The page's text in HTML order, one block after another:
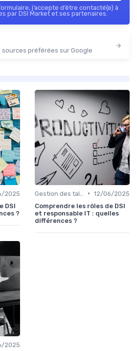
j’accepte d’être contacté(e) à
par DSI Market et ses partenaires.
préférées sur Google
2025
DSI
?
• 12/06/2025
Comprendre les rôles de DSI
et responsable IT : quelles
différences ?
2025